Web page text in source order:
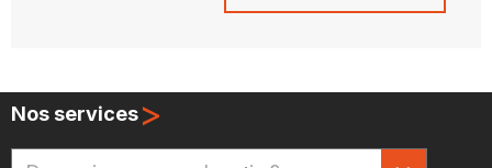
Nos services>